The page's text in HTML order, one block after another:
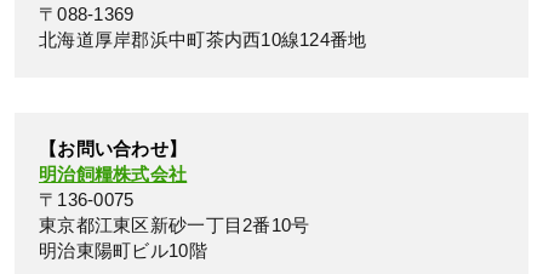
〒088-1369
北海道厚岸郡浜中町茶内西10線124番地
【お問い合わせ】
明治飼糧株式会社
〒136-0075
東京都江東区新砂一丁目2番10号
明治東陽町ビル10階